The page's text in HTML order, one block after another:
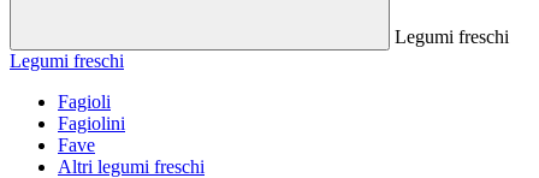
Legumi freschi
Legumi freschi
Fagioli
Fagiolini
Fave
Altri legumi freschi